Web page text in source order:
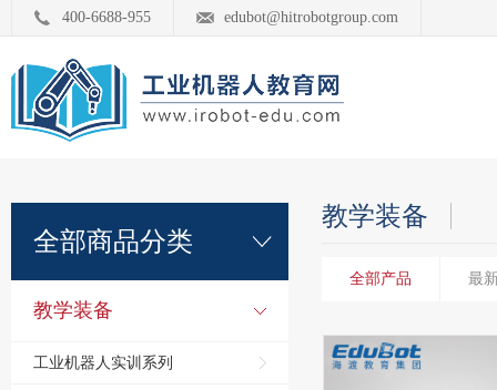
400-6688-955 edubot@hitrobotgroup.com
全部商品分类
教学装备
工业机器人实训系列
教学装备
全部产品 最